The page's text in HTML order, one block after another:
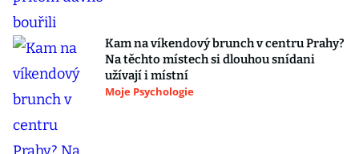
Kam na víkendový brunch v centru Prahy?
Na těchto místech si dlouhou snídani
užívají i místní
Moje Psychologie